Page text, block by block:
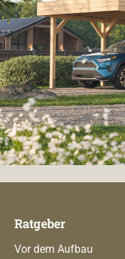
Ratgeber
Vor dem Aufbau